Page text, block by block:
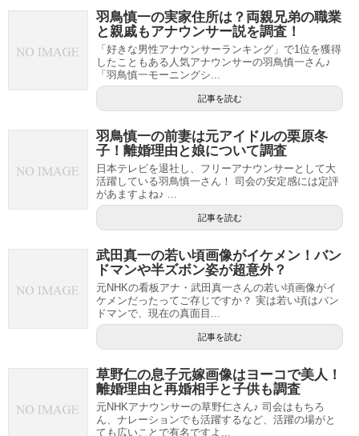
羽鳥慎一の実家住所は？両親兄弟の職業
と親戚もアナウンサー説を調査！
「好きな男性アナウンサーランキング」で1位を獲得
したこともある人気アナウンサーの羽鳥慎一さん♪
「羽鳥慎一モーニングシ...
記事を読む
羽鳥慎一の前妻は元アイドルの栗原冬
子！離婚理由と娘について調査
日本テレビを退社し、フリーアナウンサーとして大
活躍している羽鳥慎一さん！ 司会の安定感には定評
があますよね♪ ...
記事を読む
武田真一の若い頃画像がイケメン！バン
ドマンや半ズボン姿が超意外？
元NHKの看板アナ・武田真一さんの若い頃画像がイ
ケメンだったってご存じですか？ 実は若い頃はバン
ドマンで、現在の真面目...
記事を読む
草野仁の息子元嫁画像はヨーコで美人！
離婚理由と再婚相手と子供も調査
元NHKアナウンサーの草野仁さん♪ 司会はもちろ
ん、ナレーションでも活躍するなど、活躍の場がと
ても広いことで有名ですよ...